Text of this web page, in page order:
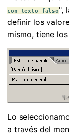
con texto falso",
definir los
mismo, tiene
Lo
a través del